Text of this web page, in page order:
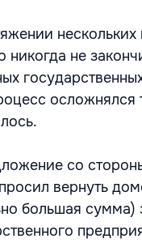
никогда не
осложнялся
со
вернуть
большая сумма)